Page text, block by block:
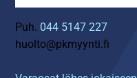
Puh. 044 5147 227
huolto@pkmyynti.fi